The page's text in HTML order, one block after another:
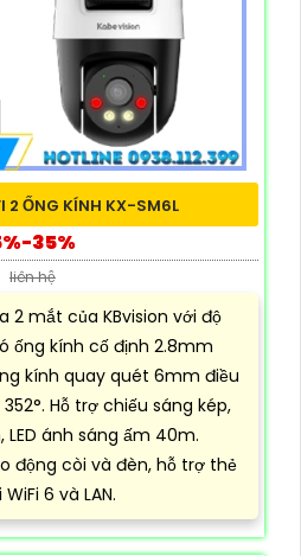
2 ỐNG KÍNH KX-SM6L
35%
liên hệ
2 mắt của KBvision với độ
ống kính cố định 2.8mm
kính quay quét 6mm điều
Hỗ trợ chiếu sáng kép,
ánh sáng ấm 40m.
động còi và đèn, hỗ trợ thẻ
6 và LAN.